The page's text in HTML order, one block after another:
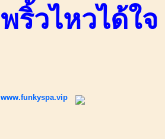
พริ้วไหวได้ใจ
www.funkyspa.vip